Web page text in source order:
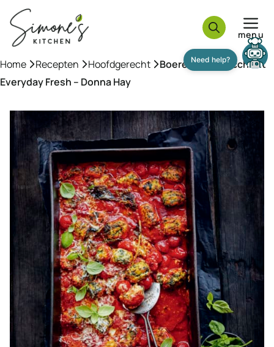
naar
inhoud
menu
Home »Recepten »Hoofdgerecht »Boerenkoolgnocchi uit
Everyday Fresh – Donna Hay